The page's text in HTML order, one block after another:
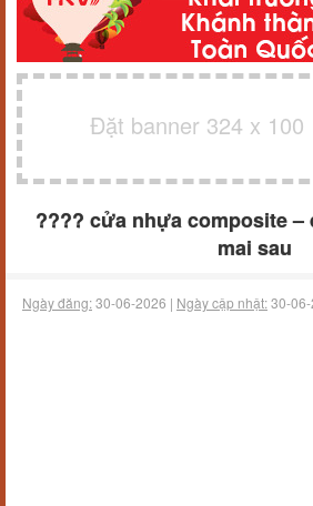
Đặt banner 324 x 100
???? cửa nhựa composite –
mai sau
Ngày đăng:30-06-2026 | Ngày cập nhật:30-